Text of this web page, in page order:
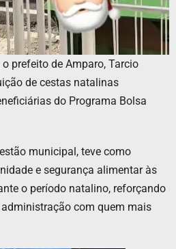
prefeito de Amparo, Tarcio
de cestas natalinas
do Programa Bolsa
municipal, teve como
e segurança alimentar às
o período natalino, reforçando
com quem mais